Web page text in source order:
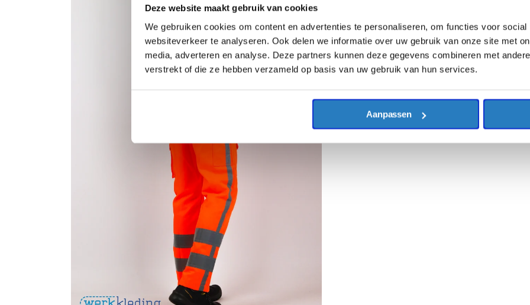
Deze website maakt gebruik van cookies
We gebruiken cookies om content en advertenties te personaliseren, om functies voor
websiteverkeer te analyseren. Ook delen we informatie over uw gebruik van onze site met
media, adverteren en analyse. Deze partners kunnen deze gegevens combineren met
verstrekt of die ze hebben verzameld op basis van uw gebruik van hun services.
Aanpassen